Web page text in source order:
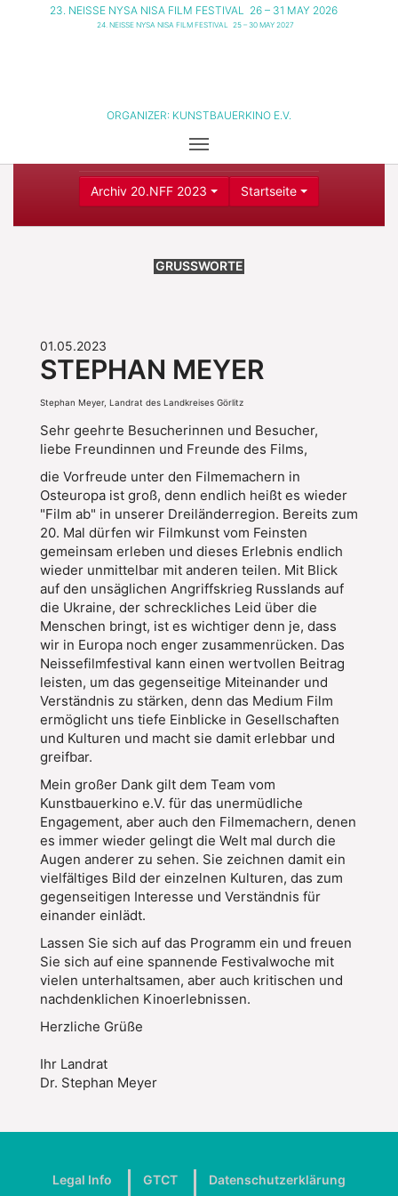
23. NEISSE NYSA NISA FILM FESTIVAL 26 – 31 MAY 2026
24. NEISSE NYSA NISA FILM FESTIVAL 25 – 30 MAY 2027
ORGANIZER: KUNSTBAUERKINO E.V.
Archiv 20.NFF 2023 Startseite
GRUSSWORTE
01.05.2023
STEPHAN MEYER
Stephan Meyer, Landrat des Landkreises Görlitz
Sehr geehrte Besucherinnen und Besucher,
liebe Freundinnen und Freunde des Films,
die Vorfreude unter den Filmemachern in
Osteuropa ist groß, denn endlich heißt es wieder
"Film ab" in unserer Dreiländerregion. Bereits zum
20. Mal dürfen wir Filmkunst vom Feinsten
gemeinsam erleben und dieses Erlebnis endlich
wieder unmittelbar mit anderen teilen. Mit Blick
auf den unsäglichen Angriffskrieg Russlands auf
die Ukraine, der schreckliches Leid über die
Menschen bringt, ist es wichtiger denn je, dass
wir in Europa noch enger zusammenrücken. Das
Neissefilmfestival kann einen wertvollen Beitrag
leisten, um das gegenseitige Miteinander und
Verständnis zu stärken, denn das Medium Film
ermöglicht uns tiefe Einblicke in Gesellschaften
und Kulturen und macht sie damit erlebbar und
greifbar.
Mein großer Dank gilt dem Team vom
Kunstbauerkino e.V. für das unermüdliche
Engagement, aber auch den Filmemachern, denen
es immer wieder gelingt die Welt mal durch die
Augen anderer zu sehen. Sie zeichnen damit ein
vielfältiges Bild der einzelnen Kulturen, das zum
gegenseitigen Interesse und Verständnis für
einander einlädt.
Lassen Sie sich auf das Programm ein und freuen
Sie sich auf eine spannende Festivalwoche mit
vielen unterhaltsamen, aber auch kritischen und
nachdenklichen Kinoerlebnissen.
Herzliche Grüße
Ihr Landrat
Dr. Stephan Meyer
Legal Info GTCT Datenschutzerklärung